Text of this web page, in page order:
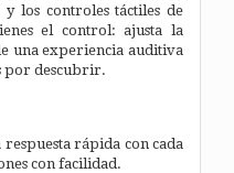
los controles táctiles de
el control: ajusta la
una experiencia auditiva
por descubrir.
rápida con cada
con facilidad.